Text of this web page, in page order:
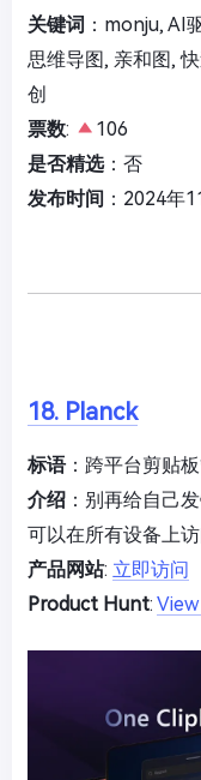
关键词 ：monju, AI
思维导图, 亲和图,
创
票数:
106
是否精选：否
发布时间 ：2024年
18. Planck
标语：跨平台剪贴
介绍 ：别再给自己
可以在所有设备上
产品网站: 立即访问
Product Hunt: